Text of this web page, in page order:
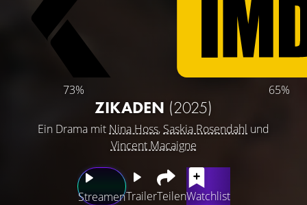
73% 65%
ZIKADEN (2025)
Ein Drama mit Nina Hoss, Saskia Rosendahl und
Vincent Macaigne
StreamenTrailerTeilenWatchlist